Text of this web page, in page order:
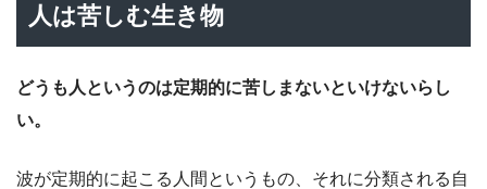
人は苦しむ生き物
どうも人というのは定期的に苦しまないといけないらし
い。
波が定期的に起こる人間というもの、それに分類される自